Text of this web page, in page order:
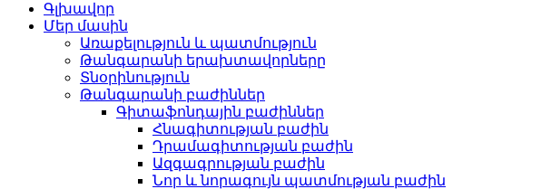
Գլխավոր
Մեր մասին
Առաքելություն և պատմություն
Թանգարանի երախտավորները
Տնօրինություն
Թանգարանի բաժիններ
Գիտաֆոնդային բաժիններ
Հնագիտության բաժին
Դրամագիտության բաժին
Ազգագրության բաժին
Նոր և նորագույն պատմության բաժին